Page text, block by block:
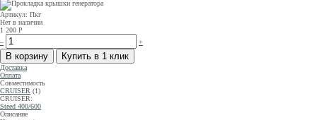
Артикул: Пкг
Нет в наличии
1 200 Р
–
+
Доставка
Оплата
Совместимость
CRUISER (1)
CRUISER:
Steed 400/600
Описание